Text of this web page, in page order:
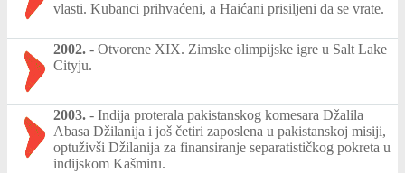
vlasti. Kubanci prihvaćeni, a Haićani prisiljeni da se vrate.
2002. - Otvorene XIX. Zimske olimpijske igre u Salt Lake
Cityju.
2003. - Indija proterala pakistanskog komesara Džalila
Abasa Džilanija i još četiri zaposlena u pakistanskoj misiji,
optuživši Džilanija za finansiranje separatističkog pokreta u
indijskom Kašmiru.